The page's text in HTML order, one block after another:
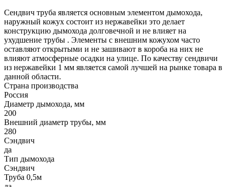
Сендвич труба является основным элементом дымохода,
наружный кожух состоит из нержавейки это делает
конструкцию дымохода долговечной и не влияет на
ухудшение трубы . Элементы с внешним кожухом часто
оставляют открытыми и не зашивают в короба на них не
влияют атмосферные осадки на улице. По качеству сендвичи
из нержавейки 1 мм является самой лучшей на рынке товара в
данной области.
Страна производства
Россия
Диаметр дымохода, мм
200
Внешний диаметр трубы, мм
280
Сэндвич
да
Тип дымохода
Сэндвич
Труба 0,5м